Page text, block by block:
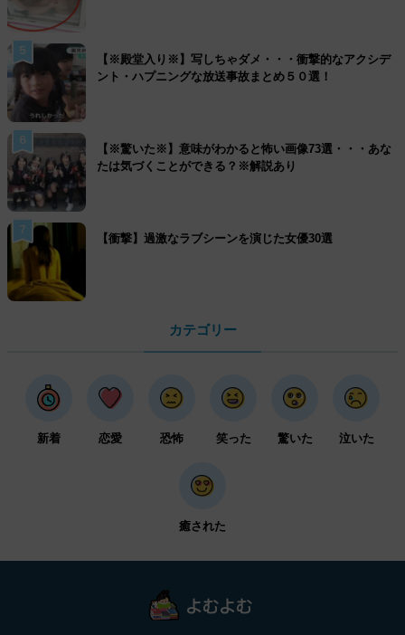
5
【※殿堂入り※】写しちゃダメ・・・衝撃的なアクシデ
ント・ハプニングな放送事故まとめ５０選！
6
【※驚いた※】意味がわかると怖い画像73選・・・あな
たは気づくことができる？※解説あり
7
【衝撃】過激なラブシーンを演じた女優30選
カテゴリー
新着 恋愛 恐怖 笑った 驚いた 泣いた
癒された